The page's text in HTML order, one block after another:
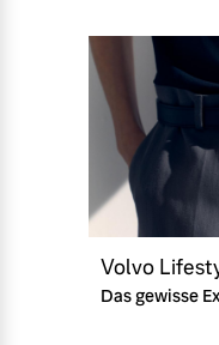
Volvo
Das gewisse